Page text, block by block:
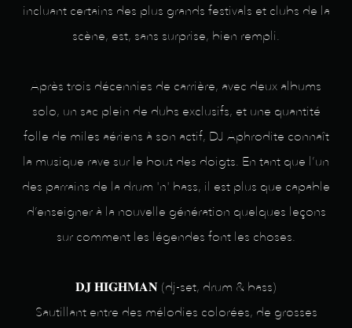
incluant certains des plus grands festivals et clubs de la
scène, est, sans surprise, bien rempli.
Après trois décennies de carrière, avec deux albums
solo, un sac plein de dubs exclusifs, et une quantité
folle de miles aériens à son actif, DJ Aphrodite connaît
la musique rave sur le bout des doigts. En tant que l’un
des parrains de la drum 'n' bass, il est plus que capable
d’enseigner à la nouvelle génération quelques leçons
sur comment les légendes font les choses.
𝐃𝐉 𝐇𝐈𝐆𝐇𝐌𝐀𝐍 (dj-set, drum & bass)
Sautillant entre des mélodies colorées, de grosses